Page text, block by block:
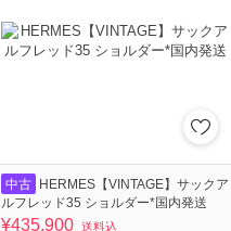
中古
HERMES【VINTAGE】サックア
ルフレッド35 ショルダー*国内発送
¥435,900 送料込